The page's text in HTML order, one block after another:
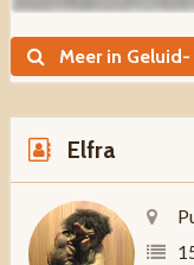
Meer in
Elfra